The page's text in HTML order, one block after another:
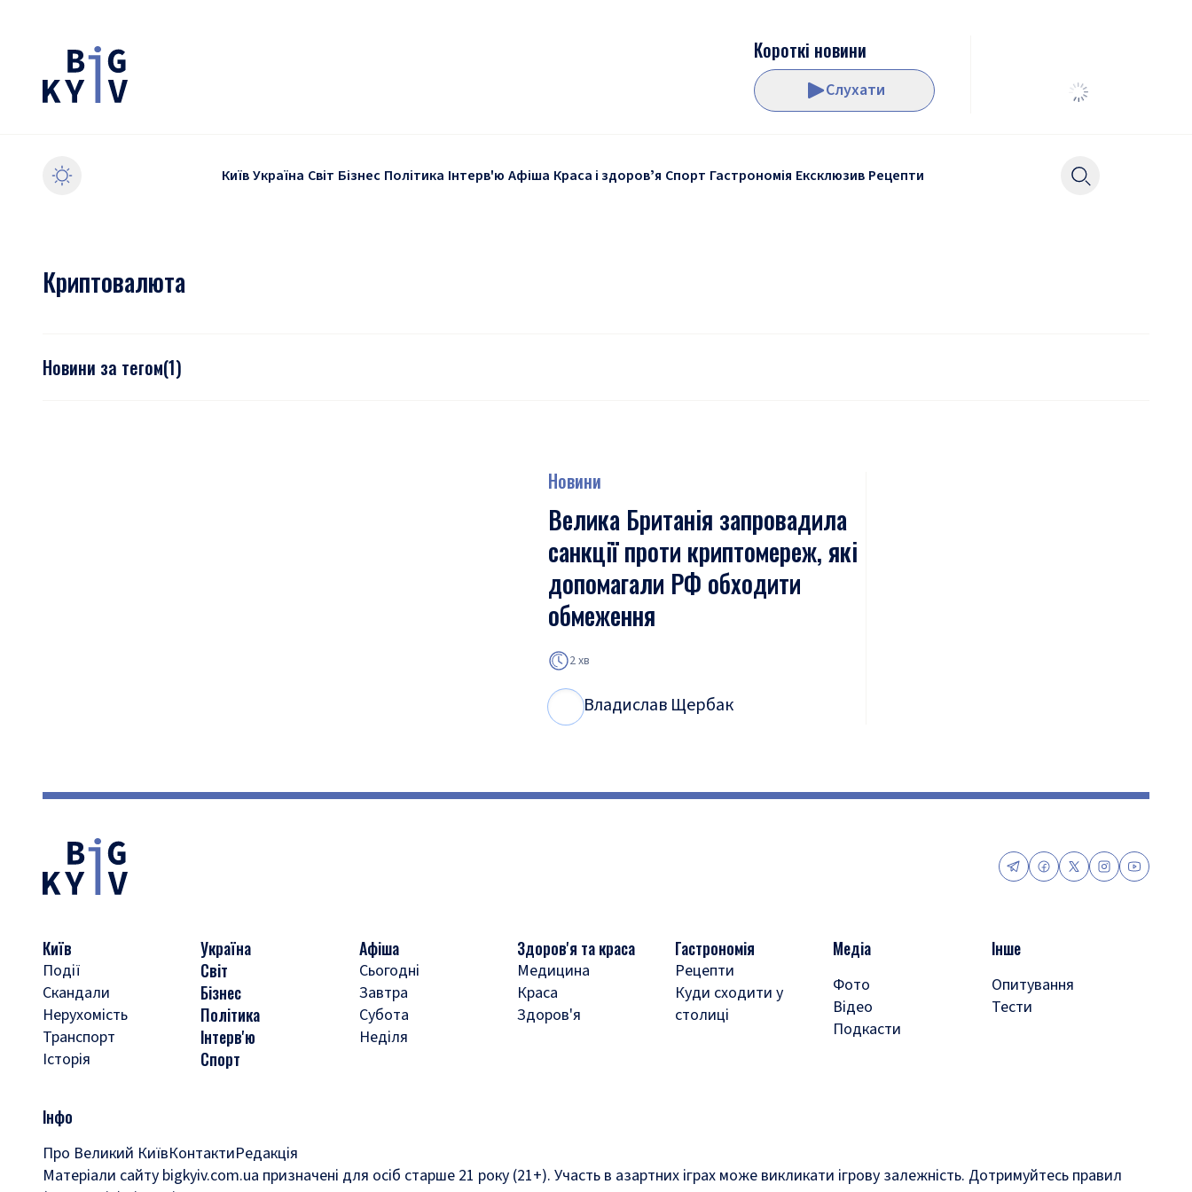
Короткі новини
Слухати
КиївУкраїна Світ Бізнес Політика Інтерв'ю Афіша Краса і здоровʼя Спорт Гастрономія Ексклюзив Рецепти
Криптовалюта
Новини за тегом(1)
Новини
Велика Британія запровадила
санкції проти криптомереж, які
допомагали РФ обходити
обмеження
2 хв
Владислав Щербак
Київ
Події
Скандали
Нерухомість
Транспорт
Історія
Україна
Світ
Бізнес
Політика
Інтерв'ю
Спорт
Афіша
Сьогодні
Завтра
Субота
Неділя
Здоров'я та краса
Медицина
Краса
Здоров'я
Гастрономія
Рецепти
Куди сходити у
столиці
Медіа
Фото
Відео
Подкасти
Інше
Опитування
Тести
Інфо
Про Великий КиївКонтактиРедакція
Матеріали сайту bigkyiv.com.ua призначені для осіб старше 21 року (21+). Участь в азартних іграх може викликати ігрову залежність. Дотримуйтесь правил